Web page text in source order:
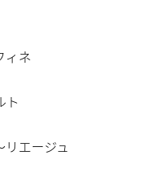
ィネ
ト
エージュ